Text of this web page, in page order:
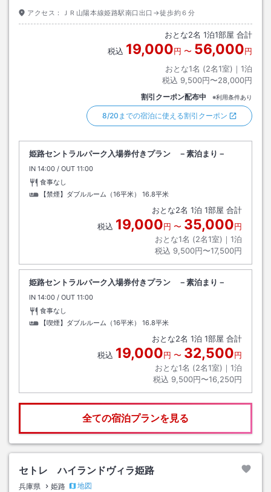
アクセス： ＪＲ山陽本線姫路駅南口出口→徒歩約６分
おとな2名 1泊1部屋 合計
税込 19,000円 〜 56,000円
おとな1名 (2名1室)｜ 1泊
税込 9,500円〜28,000円
割引クーポン配布中 ※利用条件あり
8/20までの宿泊に使える割引クーポン
姫路セントラルパーク入場券付きプラン －素泊まり－
IN チェックイン
14:00 / OUT チェックアウト
11:00
食事なし
【禁煙】ダブルルーム（16平米）
16.8平米
おとな2名 1泊 1部屋 合計
税込 19,000円 〜 35,000円
おとな1名 (2名1室)｜ 1泊
税込 9,500円〜17,500円
姫路セントラルパーク入場券付きプラン －素泊まり－
IN チェックイン
14:00 / OUT チェックアウト
11:00
食事なし
【喫煙】ダブルルーム（16平米）
16.8平米
おとな2名 1泊 1部屋 合計
税込 19,000円 〜 32,500円
おとな1名 (2名1室)｜ 1泊
税込 9,500円〜16,250円
全ての宿泊プランを見る
セトレ ハイランドヴィラ姫路
兵庫県 姫路
地図